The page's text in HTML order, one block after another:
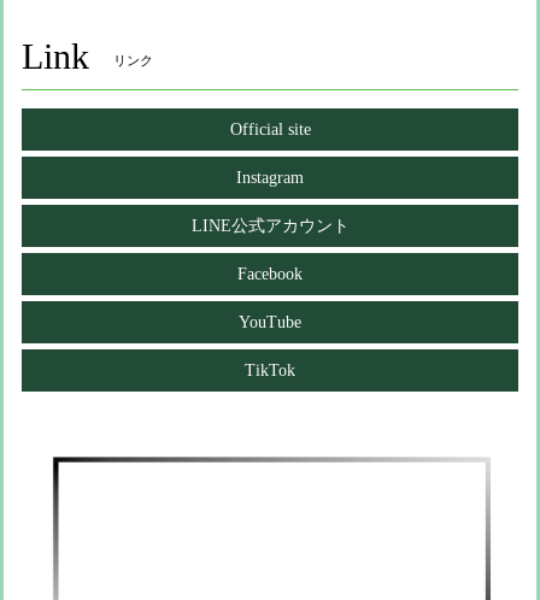
Link リンク
Official site
Instagram
LINE公式アカウント
Facebook
YouTube
TikTok